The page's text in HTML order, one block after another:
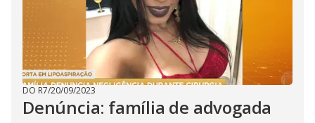
DO R7/20/09/2023
Denúncia: família de advogada